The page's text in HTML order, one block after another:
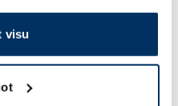
savu izvēli:
visu